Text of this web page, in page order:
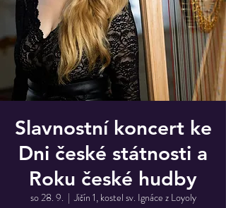
Slavnostní koncert ke
Dni české státnosti a
Roku české hudby
so 28. 9.
  |
Jičín 1, kostel sv. Ignáce z Loyoly